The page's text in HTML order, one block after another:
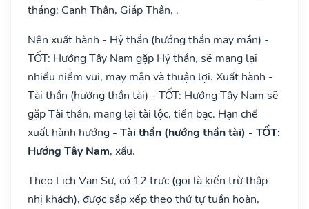
tháng: Canh Thân, Giáp Thân, .
Nên xuất hành - Hỷ thần (hướng thần may mắn) -
TỐT: Hướng Tây Nam gặp Hỷ thần, sẽ mang lại
nhiều niềm vui, may mắn và thuận lợi. Xuất hành -
Tài thần (hướng thần tài) - TỐT: Hướng Tây Nam sẽ
gặp Tài thần, mang lại tài lộc, tiền bạc. Hạn chế
xuất hành hướng - Tài thần (hướng thần tài) - TỐT:
Hướng Tây Nam, xấu.
Theo Lịch Vạn Sự, có 12 trực (gọi là kiến trừ thập
nhị khách), được sắp xếp theo thứ tự tuần hoàn,